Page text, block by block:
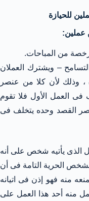
– ويشترك العملان
، وذلك لأن كلا من عنصر
فى العمل الأول فلا تقوم
القصد وحده يتخلف فى
الذى يأتيه شخص على أنه
الحرية التامة فى أن
منه فهو إذن فى اتيانه
منه أحد هذا العمل على